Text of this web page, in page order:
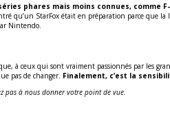
phares mais moins connues, comme
qu’un StarFox était en préparation parce que la
Nintendo.
à ceux qui sont vraiment passionnés par les
pas de changer. Finalement, c’est la
pas à nous donner votre point de vue.